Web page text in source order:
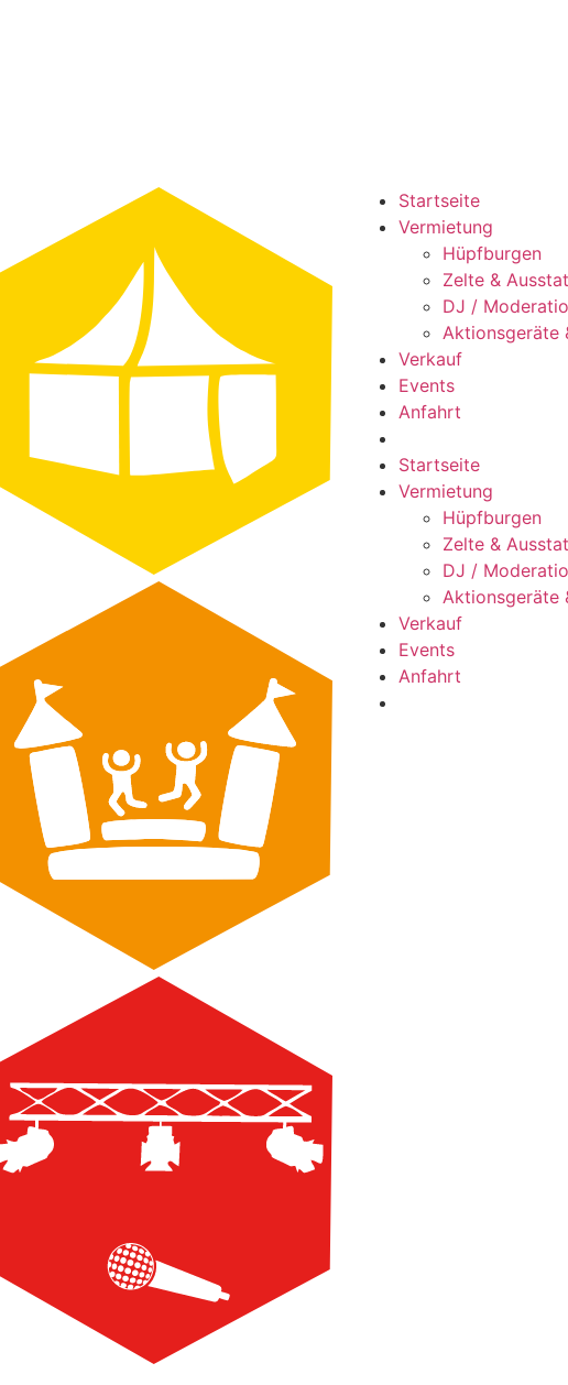
Startseite
Vermietung
Hüpfburgen
Zelte &
DJ /
Aktionsgeräte
Verkauf
Events
Anfahrt
Startseite
Vermietung
Hüpfburgen
Zelte &
DJ /
Aktionsgeräte
Verkauf
Events
Anfahrt